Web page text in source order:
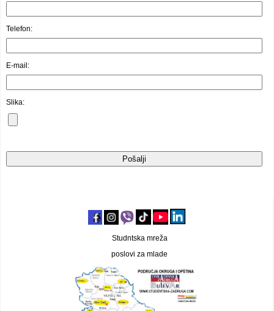
Studntska mreža
poslovi za mlade
Telefon:
E-mail:
Slika: